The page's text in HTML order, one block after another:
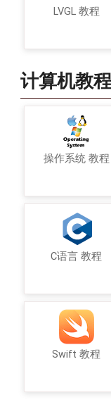
LVGL 教程
计算机教程
操作系统 教程
C语言 教程
Swift 教程